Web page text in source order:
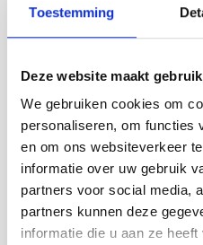
Toestemming
Deze website maakt
We gebruiken cookies om
personaliseren, om functies
en om ons websiteverkeer
informatie over uw gebruik
partners voor social media,
partners kunnen deze
informatie die u aan ze
la boucherie
des portes, on peut
trouve toujours un
boucherie
rendre pour un
à prix raisonnable,
catering des fêtes et
un traiteur. En
collaborateurs ont